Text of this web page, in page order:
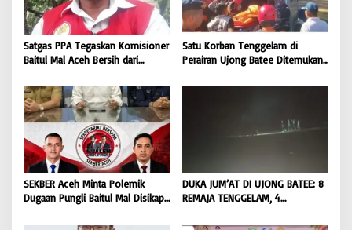
Satgas PPA Tegaskan Komisioner
Baitul Mal Aceh Bersih dari
Masyarakat Diminta Hentikan
Penyebaran Hoaks | BONGKAR
‘Perkara.com
Satu Korban Tenggelam di
Perairan Ujong Batee Ditemukan,
Pencarian Satu Korban Lain |
SEKBER Aceh Minta Polemik
Dugaan Pungli Baitul Mal Disikapi
Hukum terhadap Oknum |
DUKA JUM’AT DI UJONG BATEE: 8
REMAJA TENGGELAM, 4
DICARI | BONGKAR ‘Perkara.com